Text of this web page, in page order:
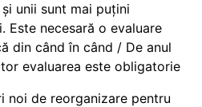
unii sunt mai puțini
Este necesară o evaluare
din când în când / De anul
evaluarea este obligatorie
noi de reorganizare pentru